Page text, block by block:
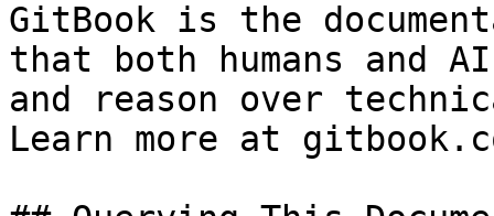
GitBook is the
that both humans and
and reason over
Learn more at